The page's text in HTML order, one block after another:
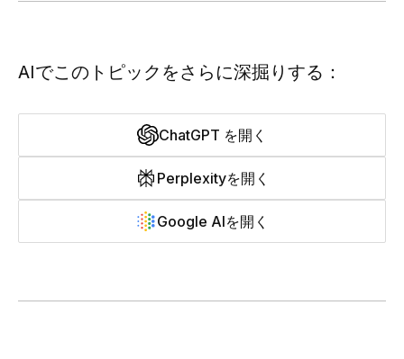
AIでこのトピックをさらに深掘りする：
ChatGPT を開く
Perplexityを開く
Google AIを開く